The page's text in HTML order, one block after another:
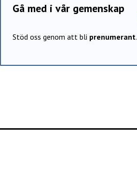
Gå med i vår gemenskap
Stöd oss genom att bli prenumerant.